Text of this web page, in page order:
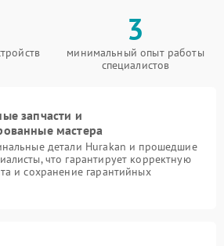
3
минимальный опыт работы
специалистов
запчасти и
мастера
детали Hurakan и прошедшие
что гарантирует корректную
и сохранение гарантийных